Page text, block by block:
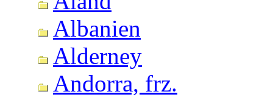
Albanien
Alderney
Andorra, frz.